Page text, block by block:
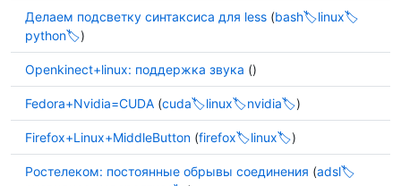
Делаем подсветку синтаксиса для less (bash
linux
python
)
Openkinect+linux: поддержка звука ()
Fedora+Nvidia=CUDA (cuda linux nvidia )
Firefox+Linux+MiddleButton (firefox linux )
Ростелеком: постоянные обрывы соединения (adsl